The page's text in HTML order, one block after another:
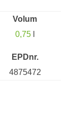
Volum
0,75l
EPDnr.
4875472